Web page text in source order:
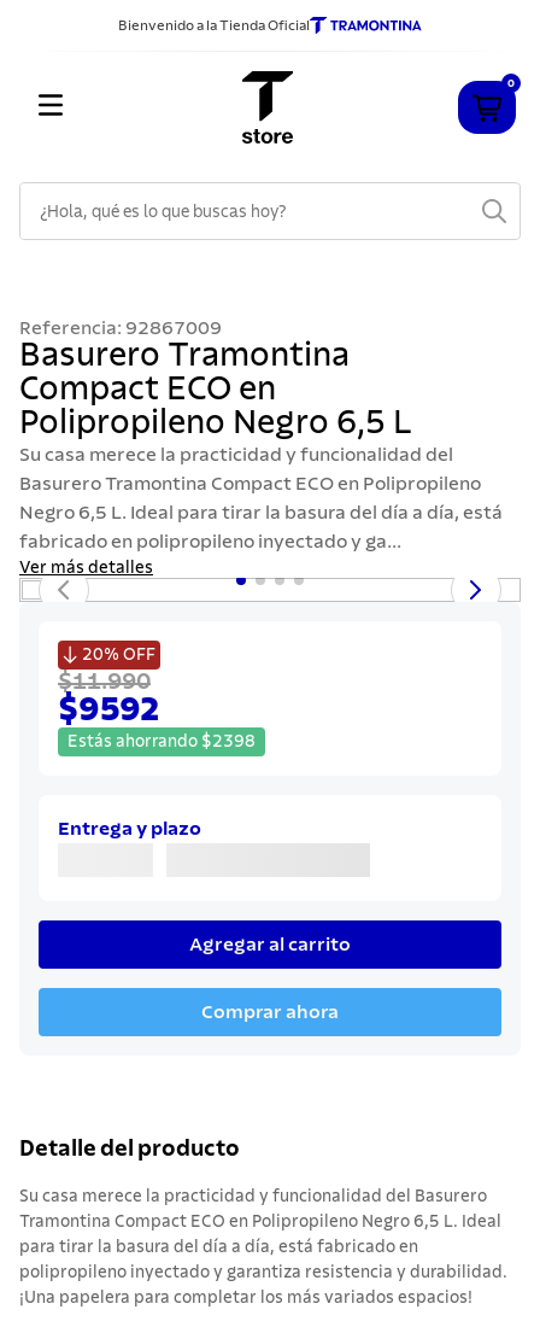
Bienvenido a la Tienda Oficial
0
Referencia: 92867009
Basurero Tramontina
Compact ECO en
Polipropileno Negro 6,5 L
Su casa merece la practicidad y funcionalidad del
Basurero Tramontina Compact ECO en Polipropileno
Negro 6,5 L. Ideal para tirar la basura del día a día, está
fabricado en polipropileno inyectado y ga...
Ver más detalles
 20% OFF
$11.990
$9592
Estás ahorrando $2398
Entrega y plazo
Agregar al carrito
Comprar ahora
Detalle del producto
Su casa merece la practicidad y funcionalidad del Basurero
Tramontina Compact ECO en Polipropileno Negro 6,5 L. Ideal
para tirar la basura del día a día, está fabricado en
polipropileno inyectado y garantiza resistencia y durabilidad.
¡Una papelera para completar los más variados espacios!
2.
sarten
3.
cubiertos
4.
ollas
acero inoxidable
6.
grano
solar
cuchillo
442
10. termo